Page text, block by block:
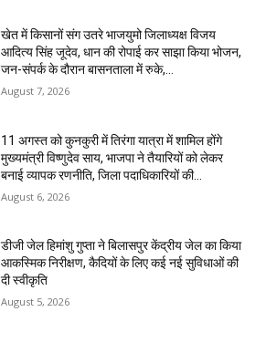
खेत में किसानों संग उतरे भाजयुमो जिलाध्यक्ष विजय
आदित्य सिंह जूदेव, धान की रोपाई कर साझा किया भोजन,
जन-संपर्क के दौरान बासनताला में रुके,...
August 7, 2026
11 अगस्त को कुनकुरी में तिरंगा यात्रा में शामिल होंगे
मुख्यमंत्री विष्णुदेव साय, भाजपा ने तैयारियों को लेकर
बनाई व्यापक रणनीति, जिला पदाधिकारियों की...
August 6, 2026
डीजी जेल हिमांशु गुप्ता ने बिलासपुर केंद्रीय जेल का किया
आकस्मिक निरीक्षण, कैदियों के लिए कई नई सुविधाओं की
दी स्वीकृति
August 5, 2026